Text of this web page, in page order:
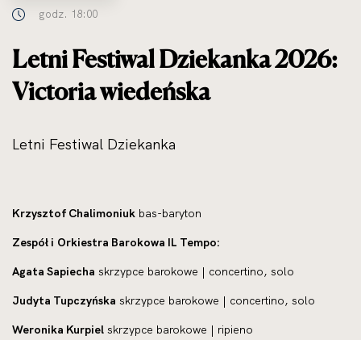
godz. 18:00
Letni Festiwal Dziekanka 2026:
Victoria wiedeńska
Letni Festiwal Dziekanka
Krzysztof Chalimoniuk bas-baryton
Zespół i Orkiestra Barokowa IL Tempo:
Agata Sapiecha skrzypce barokowe | concertino, solo
Judyta Tupczyńska skrzypce barokowe | concertino, solo
Weronika Kurpiel skrzypce barokowe | ripieno